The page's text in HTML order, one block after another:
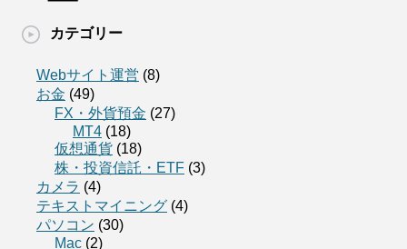
カテゴリー
Webサイト運営 (8)
お金 (49)
FX・外貨預金 (27)
MT4 (18)
仮想通貨 (18)
株・投資信託・ETF (3)
カメラ (4)
テキストマイニング (4)
パソコン (30)
Mac (2)